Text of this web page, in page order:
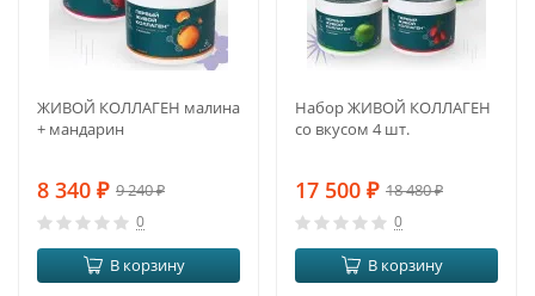
ЖИВОЙ КОЛЛАГЕН малина
+ мандарин
8 340 ₽ 9 240₽
0
В корзину
Набор ЖИВОЙ КОЛЛАГЕН
со вкусом 4 шт.
17 500 ₽ 18 480₽
0
В корзину